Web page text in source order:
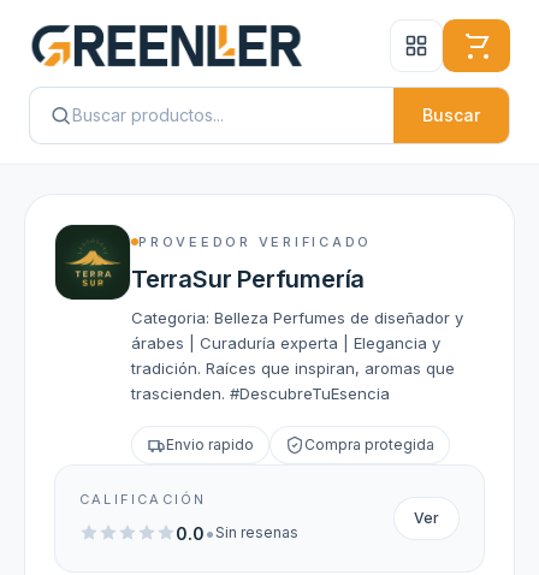
Buscar
PROVEEDOR VERIFICADO
TerraSur Perfumería
Categoria: Belleza Perfumes de diseñador y
árabes | Curaduría experta | Elegancia y
tradición. Raíces que inspiran, aromas que
trascienden. #DescubreTuEsencia
Envio rapido Compra protegida
CALIFICACIÓN
0.0•Sin resenas
Ver